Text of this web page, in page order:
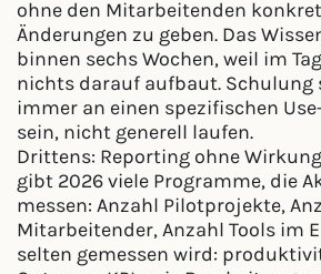
ohne den Mitarbeitenden
Änderungen zu geben. Das
binnen sechs Wochen, weil im
nichts darauf aufbaut. Schulung
immer an einen spezifischen
sein, nicht generell laufen.
Drittens: Reporting ohne
gibt 2026 viele Programme, die
messen: Anzahl Pilotprojekte,
Mitarbeitender, Anzahl Tools im
selten gemessen wird: